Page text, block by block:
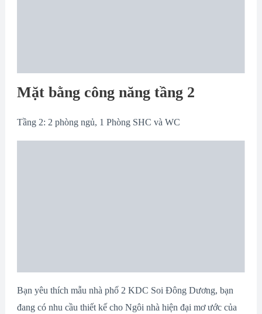
Mặt bằng công năng tầng 2
Tầng 2: 2 phòng ngủ, 1 Phòng SHC và WC
Bạn yêu thích mẫu nhà phố 2 KDC Soi Đông Dương, bạn
đang có nhu cầu thiết kế cho Ngôi nhà hiện đại mơ ước của